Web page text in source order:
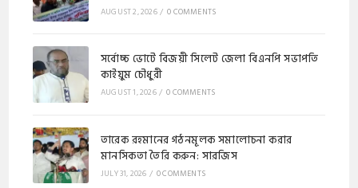
AUGUST 2, 2026/ 0 COMMENTS
সর্বোচ্চ ভোটে বিজয়ী সিলেট জেলা বিএনপি সভাপতি
কাইয়ুম চৌধুরী
AUGUST 1, 2026/ 0 COMMENTS
​​তারেক রহমানের গঠনমূলক সমালোচনা করার
মানসিকতা তৈরি করুন: সারজিস
JULY 31, 2026 / 0 COMMENTS